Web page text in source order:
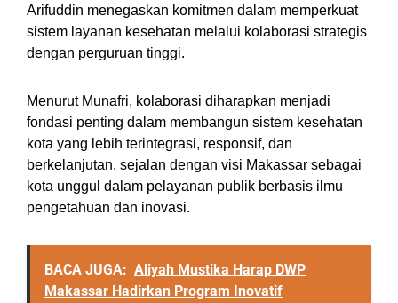
Arifuddin menegaskan komitmen dalam memperkuat
sistem layanan kesehatan melalui kolaborasi strategis
dengan perguruan tinggi.
Menurut Munafri, kolaborasi diharapkan menjadi
fondasi penting dalam membangun sistem kesehatan
kota yang lebih terintegrasi, responsif, dan
berkelanjutan, sejalan dengan visi Makassar sebagai
kota unggul dalam pelayanan publik berbasis ilmu
pengetahuan dan inovasi.
BACA JUGA: Aliyah Mustika Harap DWP
Makassar Hadirkan Program Inovatif